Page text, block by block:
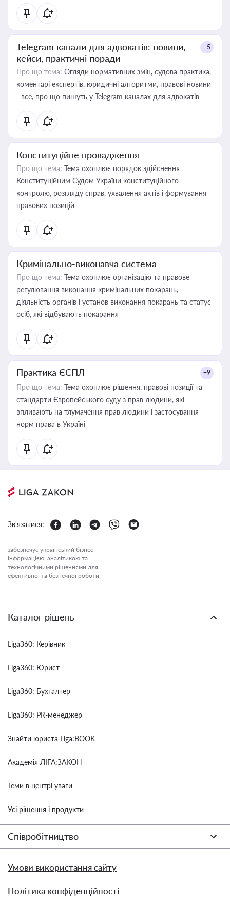
Telegram канали для адвокатів: новини,
кейси, практичні поради
+5
Про що тема: Огляди нормативних змін, судова практика,
коментарі експертів, юридичні алгоритми, правові новини
- все, про що пишуть у Telegram каналах для адвокатів
Конституційне провадження
Про що тема: Тема охоплює порядок здійснення
Конституційним Судом України конституційного
контролю, розгляду справ, ухвалення актів і формування
правових позицій
Кримінально-виконавча система
Про що тема: Тема охоплює організацію та правове
регулювання виконання кримінальних покарань,
діяльність органів і установ виконання покарань та статус
осіб, які відбувають покарання
Практика ЄСПЛ +9
Про що тема: Тема охоплює рішення, правові позиції та
стандарти Європейського суду з прав людини, які
впливають на тлумачення прав людини і застосування
норм права в Україні
Зв'язатися:
забезпечує український бізнес
інформацією, аналітикою та
технологічними рішеннями для
ефективної та безпечної роботи.
Каталог рішень
Liga360: Керівник
Liga360: Юрист
Liga360: Бухгалтер
Liga360: PR-менеджер
Знайти юриста Liga:BOOK
Академія ЛІГА:ЗАКОН
Теми в центрі уваги
Усі рішення і продукти
Співробітництво
Умови використання сайту
Політика конфіденційності